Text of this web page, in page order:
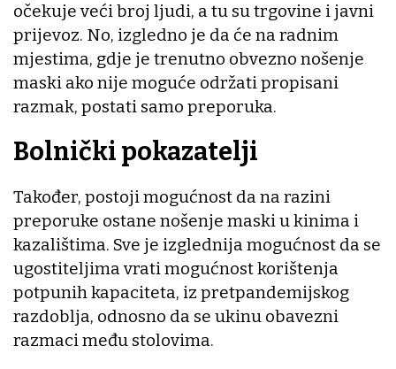
očekuje veći broj ljudi, a tu su trgovine i javni
prijevoz. No, izgledno je da će na radnim
mjestima, gdje je trenutno obvezno nošenje
maski ako nije moguće održati propisani
razmak, postati samo preporuka.
Bolnički pokazatelji
Također, postoji mogućnost da na razini
preporuke ostane nošenje maski u kinima i
kazalištima. Sve je izglednija mogućnost da se
ugostiteljima vrati mogućnost korištenja
potpunih kapaciteta, iz pretpandemijskog
razdoblja, odnosno da se ukinu obavezni
razmaci među stolovima.